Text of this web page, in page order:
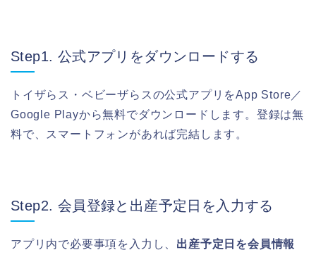
Step1. 公式アプリをダウンロードする
トイザらス・ベビーザらスの公式アプリをApp Store／
Google Playから無料でダウンロードします。登録は無
料で、スマートフォンがあれば完結します。
Step2. 会員登録と出産予定日を入力する
アプリ内で必要事項を入力し、 出産予定日を会員情報